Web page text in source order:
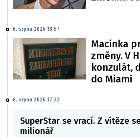
6. srpna 2026 18:57
Macinka
změny. V
konzulát,
do Miami
6. srpna 2026 17:32
SuperStar se vrací. Z vítěze
milionář